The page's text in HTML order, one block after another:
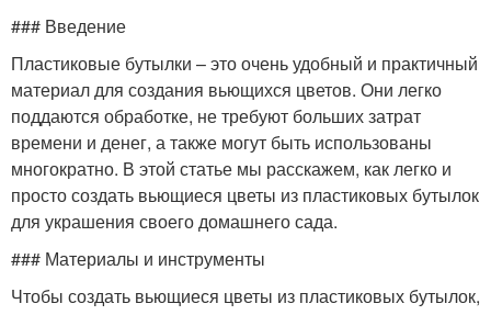
### Введение
Пластиковые бутылки – это очень удобный и практичный
материал для создания вьющихся цветов. Они легко
поддаются обработке, не требуют больших затрат
времени и денег, а также могут быть использованы
многократно. В этой статье мы расскажем, как легко и
просто создать вьющиеся цветы из пластиковых бутылок
для украшения своего домашнего сада.
### Материалы и инструменты
Чтобы создать вьющиеся цветы из пластиковых бутылок,